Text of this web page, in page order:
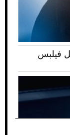
فيلبس